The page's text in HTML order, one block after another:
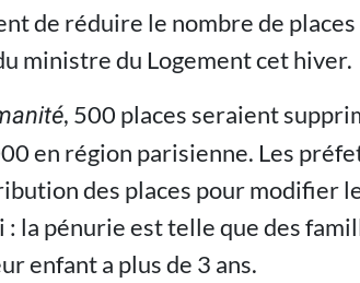
de réduire le nombre de places
ministre du Logement cet hiver.
, 500 places seraient
en région parisienne. Les
des places pour modifier
: la pénurie est telle que des
enfant a plus de 3 ans.